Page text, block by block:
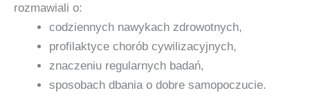
rozmawiali o:
codziennych nawykach zdrowotnych,
profilaktyce chorób cywilizacyjnych,
znaczeniu regularnych badań,
sposobach dbania o dobre samopoczucie.